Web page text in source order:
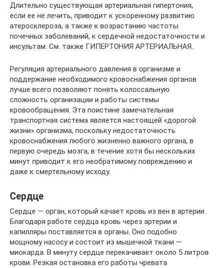
Длительно существующая артериальная гипертония,
если ее не лечить, приводит к ускоренному развитию
атеросклероза, а также к возрастанию частоты
почечных заболеваний, к сердечной недостаточности и
инсультам. См. также ГИПЕРТОНИЯ АРТЕРИАЛЬНАЯ.
Регуляция артериального давления в организме и
поддержание необходимого кровоснабжения органов
лучше всего позволяют понять колоссальную
сложность организации и работы системы
кровообращения. Эта поистине замечательная
транспортная система является настоящей «дорогой
жизни» организма, поскольку недостаточность
кровоснабжения любого жизненно важного органа, в
первую очередь мозга, в течение хотя бы нескольких
минут приводит к его необратимому повреждению и
даже к смертельному исходу.
Сердце
Сердце — орган, который качает кровь из вен в артерии.
Благодаря работе сердца кровь через артерии и
капилляры поставляется в органы. Оно подобно
мощному насосу и состоит из мышечной ткани —
миокарда. В минуту сердце перекачивает около 5 литров
крови. Резкая остановка его работы чревата